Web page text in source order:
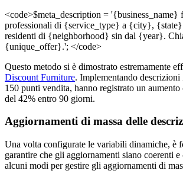
<code>$meta_description = '{business_name}
professionali di {service_type} a {city},
residenti di {neighborhood} sin dal {year}.
{unique_offer}.'; </code>
Questo metodo si è dimostrato estremamente
Discount Furniture. Implementando descrizioni
150 punti vendita, hanno registrato un
del 42% entro 90 giorni.
Aggiornamenti di massa delle
Una volta configurate le variabili dinamiche, è
garantire che gli aggiornamenti siano coerenti
alcuni modi per gestire gli aggiornamenti di